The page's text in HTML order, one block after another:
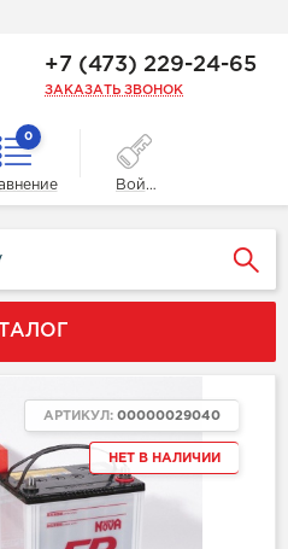
+7 (473) 229-24-65
ЗАКАЗАТЬ ЗВОНОК
0
Войти
НЕТ В НАЛИЧИИ
АРТИКУЛ: 00000029040